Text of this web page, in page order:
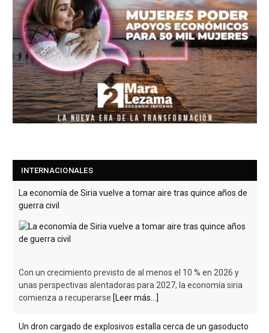
INTERNACIONALES
La economía de Siria vuelve a tomar aire tras quince años de
guerra civil
Con un crecimiento previsto de al menos el 10 % en 2026 y
unas perspectivas alentadoras para 2027, la economía siria
comienza a recuperarse [Leer más...]
Un dron cargado de explosivos estalla cerca de un gasoducto